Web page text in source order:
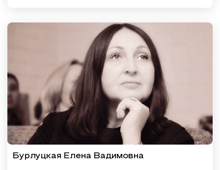
Бурлуцкая Елена Вадимовна